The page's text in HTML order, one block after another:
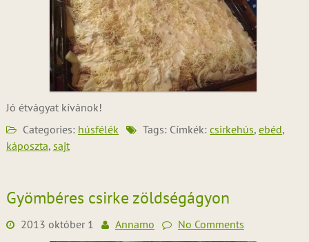
Jó étvágyat kívánok!
Categories: húsfélék Tags: Címkék: csirkehús, ebéd,
káposzta, sajt
Gyömbéres csirke zöldségágyon
2013 október 1 Annamo No Comments